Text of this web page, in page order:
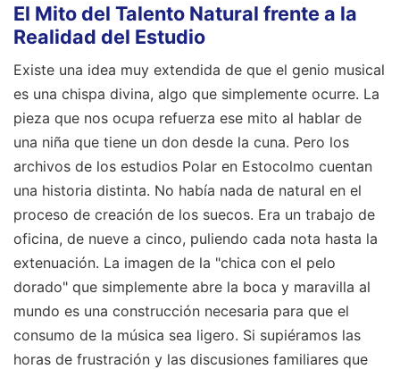
El Mito del Talento Natural frente a la
Realidad del Estudio
Existe una idea muy extendida de que el genio musical
es una chispa divina, algo que simplemente ocurre. La
pieza que nos ocupa refuerza ese mito al hablar de
una niña que tiene un don desde la cuna. Pero los
archivos de los estudios Polar en Estocolmo cuentan
una historia distinta. No había nada de natural en el
proceso de creación de los suecos. Era un trabajo de
oficina, de nueve a cinco, puliendo cada nota hasta la
extenuación. La imagen de la "chica con el pelo
dorado" que simplemente abre la boca y maravilla al
mundo es una construcción necesaria para que el
consumo de la música sea ligero. Si supiéramos las
horas de frustración y las discusiones familiares que